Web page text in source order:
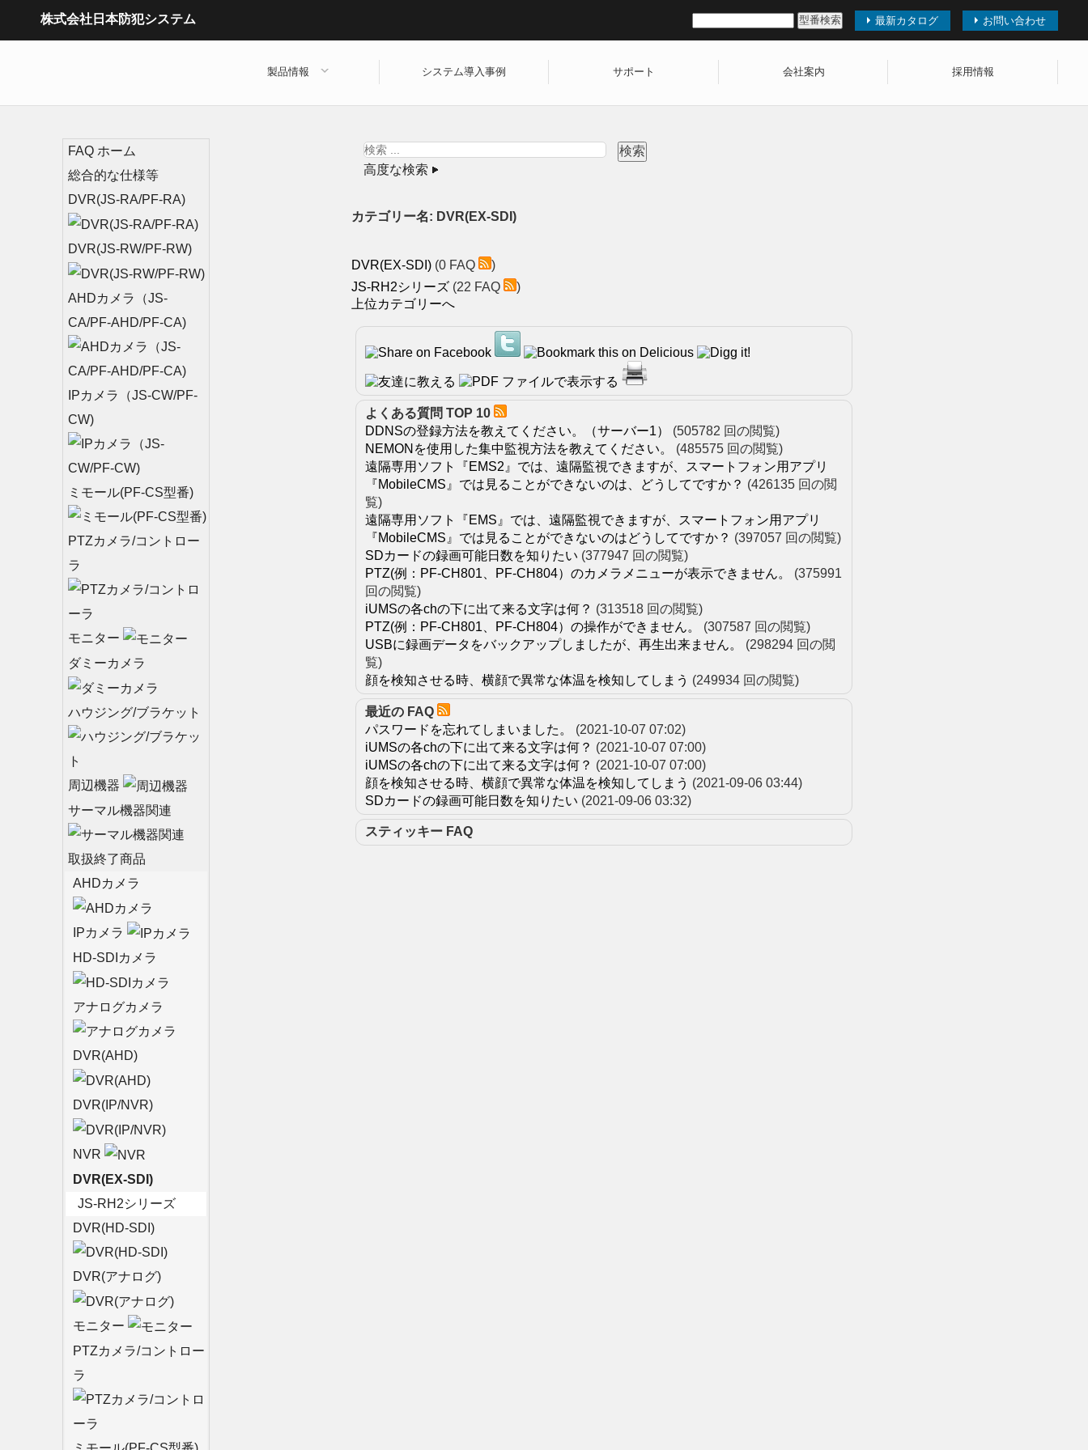
株式会社日本防犯システム 最新カタログ お問い合わせ
製品情報 システム導入事例 サポート 会社案内 採用情報
FAQ ホーム
総合的な仕様等
DVR(JS-RA/PF-RA)
DVR(JS-RW/PF-RW)
AHDカメラ（JS-
CA/PF-AHD/PF-CA)
IPカメラ（JS-CW/PF-
CW)
ミモール(PF-CS型番)
PTZカメラ/コントロー
ラ
モニター
ダミーカメラ
ハウジング/ブラケット
周辺機器
サーマル機器関連
取扱終了商品
AHDカメラ
IPカメラ
HD-SDIカメラ
アナログカメラ
DVR(AHD)
DVR(IP/NVR)
NVR
DVR(EX-SDI)
JS-RH2シリーズ
DVR(HD-SDI)
DVR(アナログ)
モニター
PTZカメラ/コントロー
ラ
高度な検索
カテゴリー名: DVR(EX-SDI)
DVR(EX-SDI) (0 FAQ
)
JS-RH2シリーズ (22 FAQ
)
上位カテゴリーへ
よくある質問 TOP 10
DDNSの登録方法を教えてください。（サーバー1）
(505782 回の閲覧)
NEMONを使用した集中監視方法を教えてください。
(485575 回の閲覧)
遠隔専用ソフト『EMS2』では、遠隔監視できますが、スマートフォン用アプリ
『MobileCMS』では見ることができないのは、どうしてですか？ (426135 回の閲
覧)
遠隔専用ソフト『EMS』では、遠隔監視できますが、スマートフォン用アプリ
『MobileCMS』では見ることができないのはどうしてですか？ (397057 回の閲覧)
SDカードの録画可能日数を知りたい (377947 回の閲覧)
PTZ(例：PF-CH801、PF-CH804）のカメラメニューが表示できません。
(375991
回の閲覧)
iUMSの各chの下に出て来る文字は何？ (313518 回の閲覧)
PTZ(例：PF-CH801、PF-CH804）の操作ができません。
(307587 回の閲覧)
USBに録画データをバックアップしましたが、再生出来ません。
(298294 回の閲
覧)
顔を検知させる時、横顔で異常な体温を検知してしまう (249934 回の閲覧)
最近の FAQ
パスワードを忘れてしまいました。
(2021-10-07 07:02)
iUMSの各chの下に出て来る文字は何？ (2021-10-07 07:00)
iUMSの各chの下に出て来る文字は何？ (2021-10-07 07:00)
顔を検知させる時、横顔で異常な体温を検知してしまう (2021-09-06 03:44)
SDカードの録画可能日数を知りたい (2021-09-06 03:32)
スティッキー FAQ